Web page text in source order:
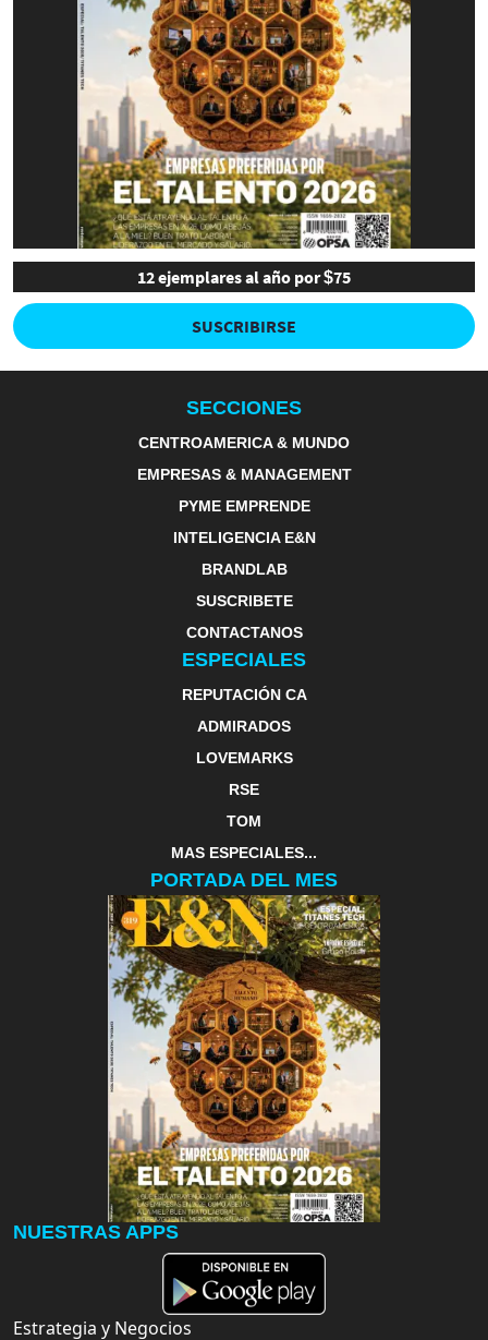
12 ejemplares al año por $75
SUSCRIBIRSE
SECCIONES
CENTROAMERICA & MUNDO
EMPRESAS & MANAGEMENT
PYME EMPRENDE
INTELIGENCIA E&N
BRANDLAB
SUSCRIBETE
CONTACTANOS
ESPECIALES
REPUTACIÓN CA
ADMIRADOS
LOVEMARKS
RSE
TOM
MAS ESPECIALES...
PORTADA DEL MES
NUESTRAS APPS
Estrategia y Negocios